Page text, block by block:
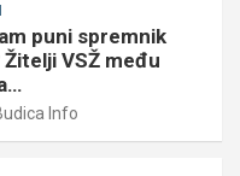
puni spremnik
VSŽ među
Info